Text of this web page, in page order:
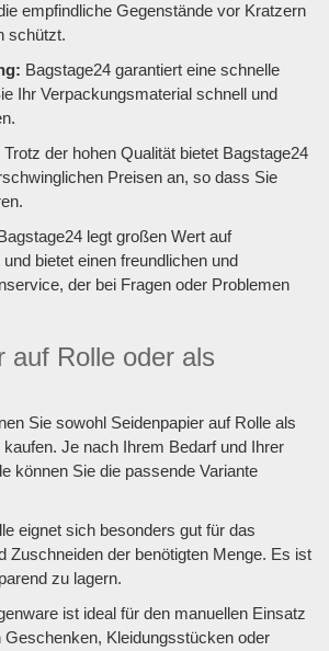
empfindliche Gegenstände vor Kratzern
schützt.
Bagstage24 garantiert eine schnelle
Ihr Verpackungsmaterial schnell und
Trotz der hohen Qualität bietet Bagstage24
Preisen an, so dass Sie
legt großen Wert auf
bietet einen freundlichen und
der bei Fragen oder Problemen
auf Rolle oder als
Sie sowohl Seidenpapier auf Rolle als
Je nach Ihrem Bedarf und Ihrer
können Sie die passende Variante
eignet sich besonders gut für das
Zuschneiden der benötigten Menge. Es ist
zu lagern.
ist ideal für den manuellen Einsatz
Geschenken, Kleidungsstücken oder